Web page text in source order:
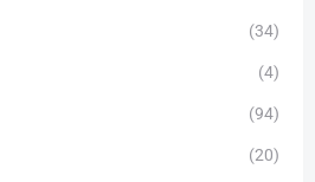
(34)
(4)
(94)
(20)